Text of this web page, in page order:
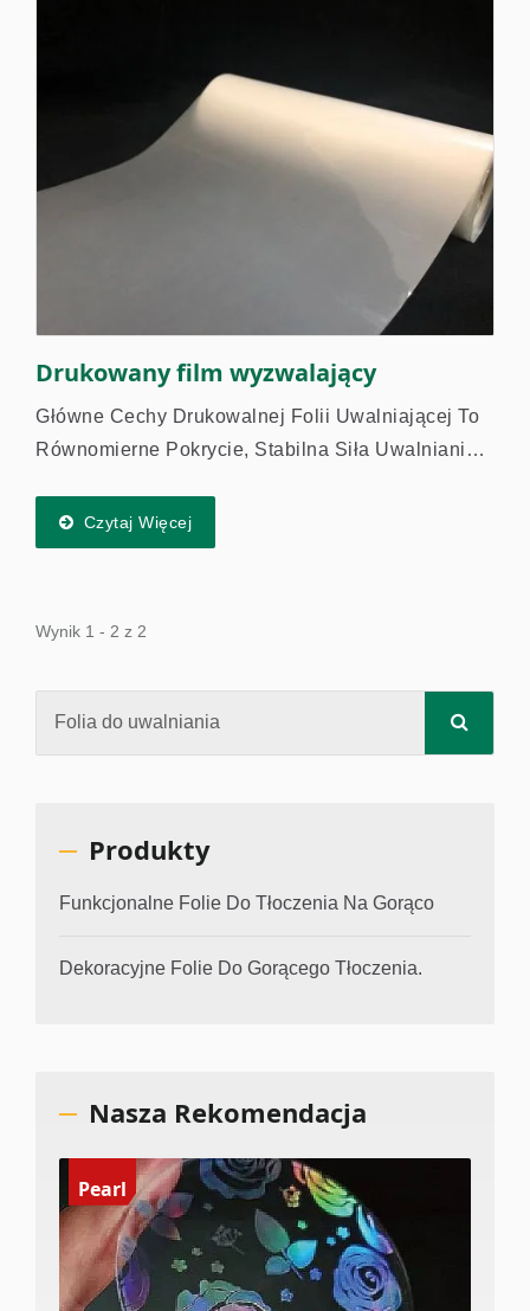
Drukowany film wyzwalający
Główne Cechy Drukowalnej Folii Uwalniającej To
Równomierne Pokrycie, Stabilna Siła Uwalniania,
Funkcję Materiałów Laminowanych. Drukowalna
Folia Uwalniająca...
Czytaj Więcej
Wynik 1 - 2 z 2
Produkty
Funkcjonalne Folie Do Tłoczenia Na Gorąco
Dekoracyjne Folie Do Gorącego Tłoczenia.
Nasza Rekomendacja
Pearl